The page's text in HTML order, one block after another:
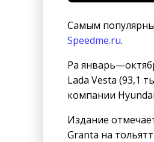
Самым
Speedme.ru.
Pа
Lada Vesta (93,1
компании
Издание
Granta на